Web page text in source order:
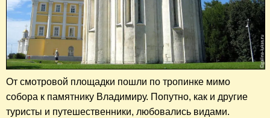
От смотровой площадки пошли по тропинке мимо
собора к памятнику Владимиру. Попутно, как и другие
туристы и путешественники, любовались видами.